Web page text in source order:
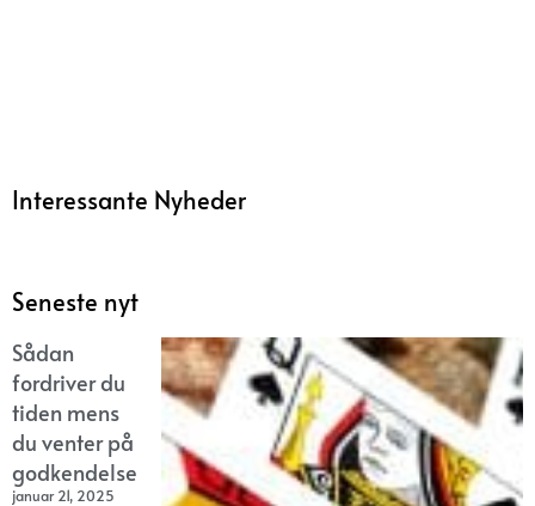
Interessante Nyheder
Seneste nyt
Sådan
fordriver du
tiden mens
du venter på
godkendelse
januar 21, 2025